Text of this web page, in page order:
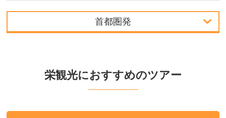
首都圏発
関西発
北海道発
栄観光におすすめのツアー